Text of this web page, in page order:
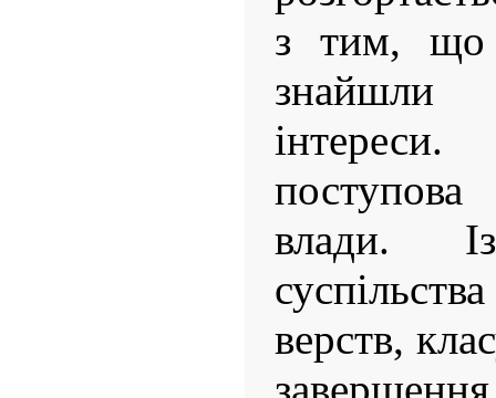
з тим, що
знайшли
влади.
верств,